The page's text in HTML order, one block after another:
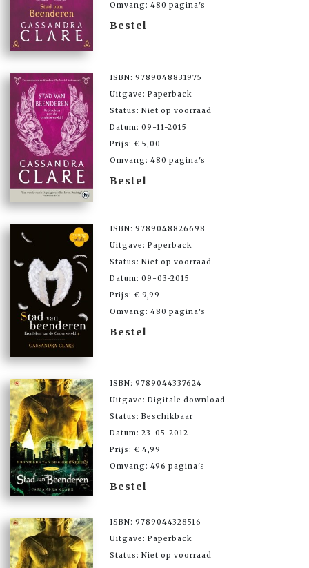
Omvang: 480 pagina's
Bestel
ISBN: 9789048831975
Uitgave: Paperback
Status: Niet op voorraad
Datum: 09-11-2015
Prijs: € 5,00
Omvang: 480 pagina's
Bestel
ISBN: 9789048826698
Uitgave: Paperback
Status: Niet op voorraad
Datum: 09-03-2015
Prijs: € 9,99
Omvang: 480 pagina's
Bestel
ISBN: 9789044337624
Uitgave: Digitale download
Status: Beschikbaar
Datum: 23-05-2012
Prijs: € 4,99
Omvang: 496 pagina's
Bestel
ISBN: 9789044328516
Uitgave: Paperback
Status: Niet op voorraad